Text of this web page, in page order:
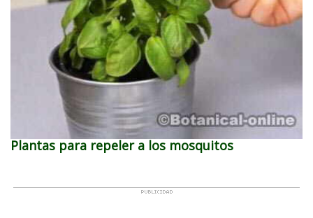
Plantas para repeler a los mosquitos